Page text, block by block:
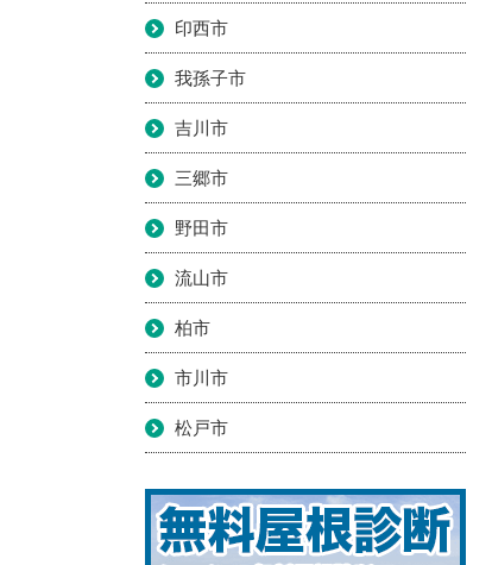
印西市
我孫子市
吉川市
三郷市
野田市
流山市
柏市
市川市
松戸市